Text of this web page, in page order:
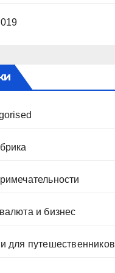
и бизнес
для путешественников